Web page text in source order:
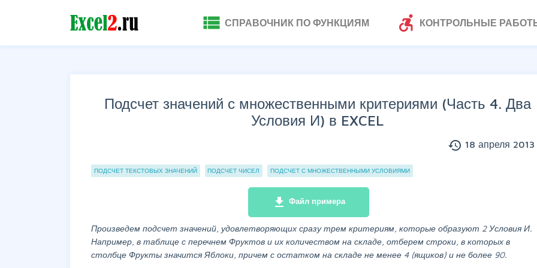
view_list СПРАВОЧНИК ПО ФУНКЦИЯМ accessible_forward КОНТРОЛЬНЫЕ
Подсчет значений с множественными критериями (Часть 4. Два
Условия И) в EXCEL
history 18 апреля 2013
Группы статей
ПОДСЧЕТ ТЕКСТОВЫХ ЗНАЧЕНИЙ ПОДСЧЕТ ЧИСЕЛ ПОДСЧЕТ С МНОЖЕСТВЕННЫМИ УСЛОВИЯМИ
file_download Файл примера
Произведем подсчет значений, удовлетворяющих сразу трем критериям, которые образуют 2 Условия И.
Например, в таблице с перечнем Фруктов и их количеством на складе, отберем строки, в которых в
столбце Фрукты значится Яблоки, причем с остатком на складе не менее 4 (ящиков) и не более 90.